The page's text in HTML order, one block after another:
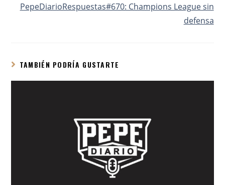
PepeDiarioRespuestas#670: Champions League sin
defensa
TAMBIÉN PODRÍA GUSTARTE